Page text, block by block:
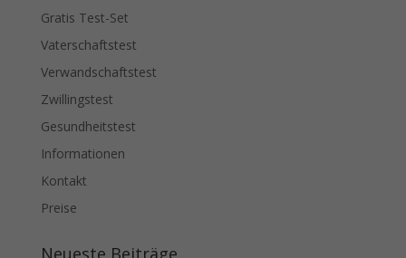
Gratis Test-Set
Vaterschaftstest
Verwandschaftstest
Zwillingstest
Gesundheitstest
Informationen
Kontakt
Preise
Neueste Beiträge